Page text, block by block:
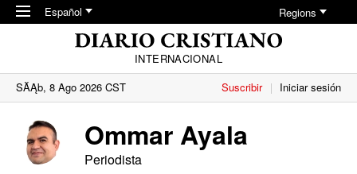
Skip to main content
Español Regions
INTERNACIONAL
SĂĄb, 8 Ago 2026 CST
Suscribir Iniciar sesión
Ommar Ayala
Periodista